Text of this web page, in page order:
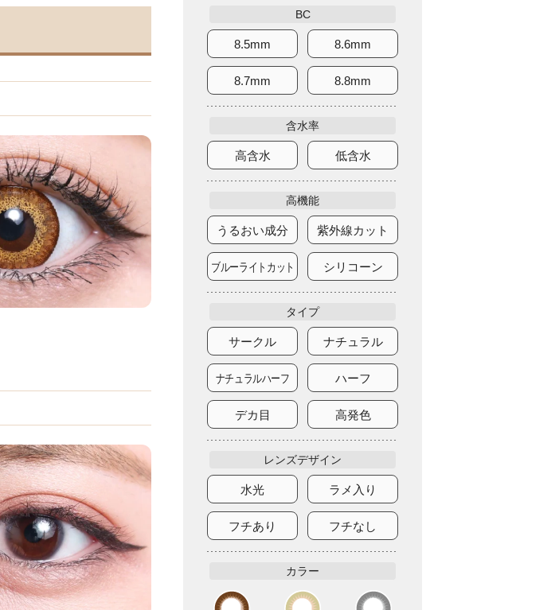
BC
8.5mm 8.6mm
8.7mm 8.8mm
含水率
高含水 低含水
高機能
うるおい成分 紫外線カット
ブルーライトカット シリコーン
タイプ
サークル ナチュラル
ナチュラルハーフ ハーフ
デカ目 高発色
レンズデザイン
水光 ラメ入り
フチあり フチなし
カラー